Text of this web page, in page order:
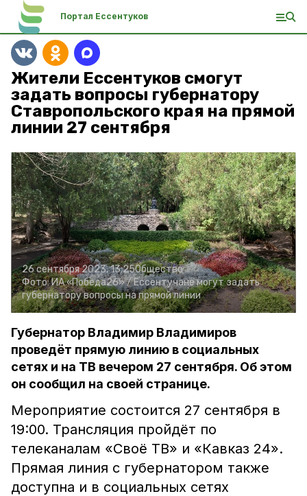
Портал Ессентуков
Жители Ессентуков смогут
задать вопросы губернатору
Ставропольского края на прямой
линии 27 сентября
26 сентября 2023, 13:25Общество
Фото:ИА «Победа26» /Ессентучане могут задать
губернатору вопросы на прямой линии
Губернатор Владимир Владимиров
проведёт прямую линию в социальных
сетях и на ТВ вечером 27 сентября. Об этом
он сообщил на своей странице.
Мероприятие состоится 27 сентября в
19:00. Трансляция пройдёт по
телеканалам «Своё ТВ» и «Кавказ 24».
Прямая линия с губернатором также
доступна и в социальных сетях